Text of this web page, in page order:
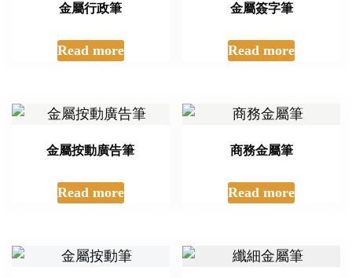
金屬行政筆
Read more
金屬簽字筆
Read more
金屬按動廣告筆
Read more
商務金屬筆
Read more